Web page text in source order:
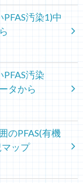
汚染1)中
PFAS汚染
タから
のPFAS(有機
ップ